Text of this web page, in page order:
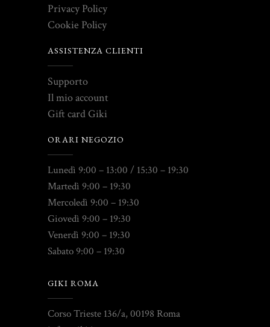
Privacy Policy
Cookie Policy
ASSISTENZA CLIENTI
Supporto
Il mio account
Gift card Giki
ORARI NEGOZIO
Lunedì 9:00 – 13:00 / 15:30 – 19:30
Martedì 9:00 – 19:30
Mercoledì 9:00 – 19:30
Giovedì 9:00 – 19:30
Venerdì 9:00 – 19:30
Sabato 9:00 – 19:30
GIKI ROMA
Corso Trieste 136/a, 00198 Roma